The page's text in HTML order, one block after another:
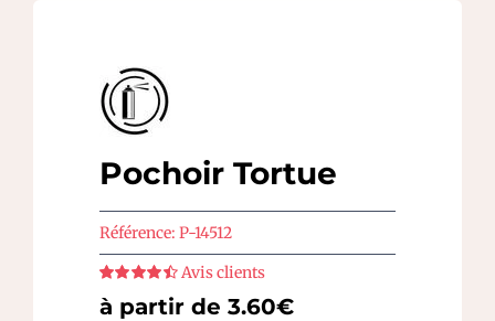
Pochoir Tortue
Référence: P-14512
Note
sur
5
Avis clients
à partir de 3.60€